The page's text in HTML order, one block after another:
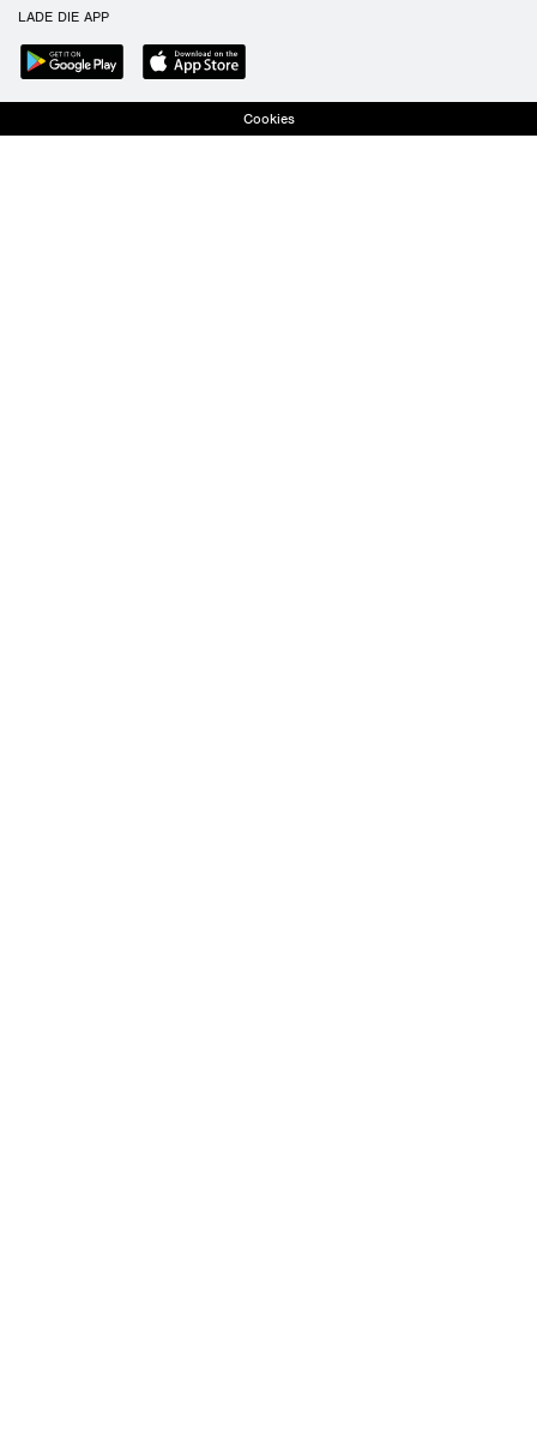
LADE DIE APP
Cookies